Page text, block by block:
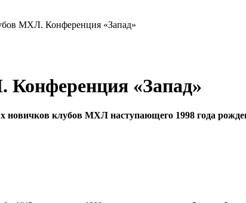
МХЛ. Конференция «Запад»
«Запад»
клубов МХЛ наступающего 1998 года